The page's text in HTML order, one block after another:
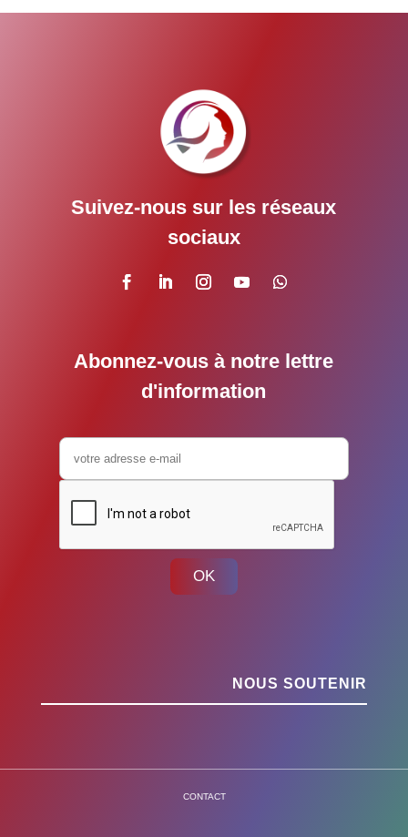
Suivez-nous sur les réseaux
sociaux
Abonnez-vous à notre lettre
d'information
OK
NOUS SOUTENIR
CONTACT